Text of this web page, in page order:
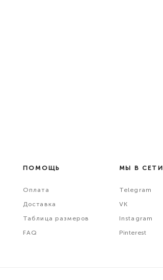
ПОМОЩЬ
Оплата
Доставка
Таблица размеров
FAQ
МЫ В СЕТИ
Telegram
VK
Instagram
Pinterest